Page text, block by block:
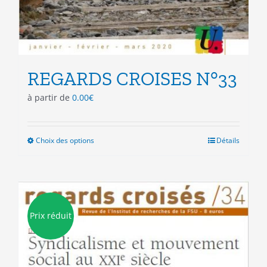
REGARDS CROISES N°33
à partir de 0.00€
Choix des optionsCe
plusieurs
variations.
Les
options
être
choisies
Détails
Prix réduit